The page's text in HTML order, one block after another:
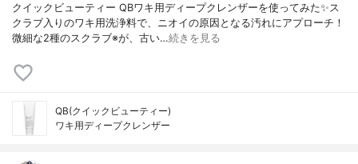
クイックビューティー QBワキ用ディープクレンザーを使ってみた✨ス
クラブ入りのワキ用洗浄料で、ニオイの原因となる汚れにアプローチ！
微細な2種のスクラブ※が、古い…続きを見る
QB(クイックビューティー)
ワキ用ディープクレンザー